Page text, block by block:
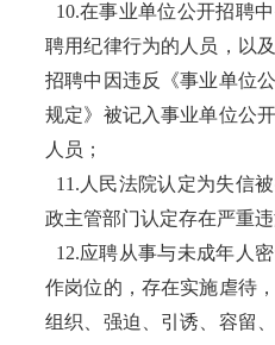
10.在事业单位公开招聘
聘用纪律行为的人员，以
招聘中因违反《事业单位
规定》被记入事业单位公
人员；
11.人民法院认定为失信
政主管部门认定存在严重
12.应聘从事与未成年人
作岗位的，存在实施虐待
组织、强迫、引诱、容留